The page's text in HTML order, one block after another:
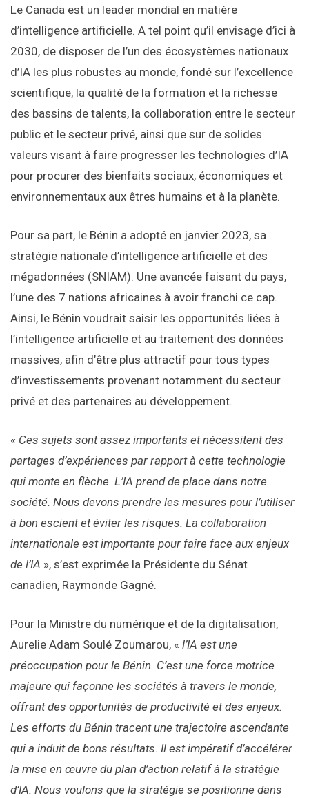
Le Canada est un leader mondial en matière
d’intelligence artificielle. A tel point qu’il envisage d’ici à
2030, de disposer de l’un des écosystèmes nationaux
d’IA les plus robustes au monde, fondé sur l’excellence
scientifique, la qualité de la formation et la richesse
des bassins de talents, la collaboration entre le secteur
public et le secteur privé, ainsi que sur de solides
valeurs visant à faire progresser les technologies d’IA
pour procurer des bienfaits sociaux, économiques et
environnementaux aux êtres humains et à la planète.
Pour sa part, le Bénin a adopté en janvier 2023, sa
stratégie nationale d’intelligence artificielle et des
mégadonnées (SNIAM). Une avancée faisant du pays,
l’une des 7 nations africaines à avoir franchi ce cap.
Ainsi, le Bénin voudrait saisir les opportunités liées à
l’intelligence artificielle et au traitement des données
massives, afin d’être plus attractif pour tous types
d’investissements provenant notamment du secteur
privé et des partenaires au développement.
« Ces sujets sont assez importants et nécessitent des
partages d’expériences par rapport à cette technologie
qui monte en flèche. L’IA prend de place dans notre
société. Nous devons prendre les mesures pour l’utiliser
à bon escient et éviter les risques. La collaboration
internationale est importante pour faire face aux enjeux
de l’IA », s’est exprimée la Présidente du Sénat
canadien, Raymonde Gagné.
Pour la Ministre du numérique et de la digitalisation,
Aurelie Adam Soulé Zoumarou, « l’IA est une
préoccupation pour le Bénin. C’est une force motrice
majeure qui façonne les sociétés à travers le monde,
offrant des opportunités de productivité et des enjeux.
Les efforts du Bénin tracent une trajectoire ascendante
qui a induit de bons résultats. Il est impératif d’accélérer
la mise en œuvre du plan d’action relatif à la stratégie
d’IA. Nous voulons que la stratégie se positionne dans